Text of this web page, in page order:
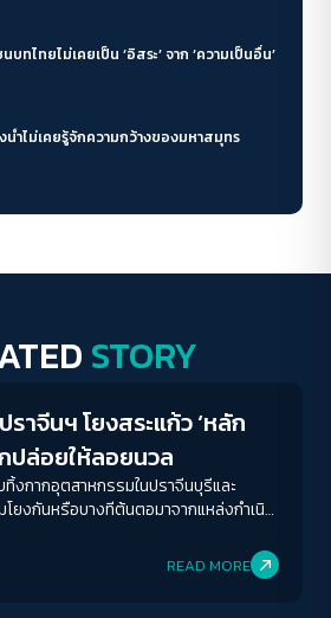
บทไทยไม่เคยเป็น ‘อิสระ’ จาก ‘ความเป็นอื่น’
ำไม่เคยรู้จักความกว้างของมหาสมุทร
STORY
าจีนฯ โยงสระแก้ว ‘หลัก
ปล่อยให้ลอยนวล
งกากอุตสาหกรรมในปราจีนบุรีและ
โยงกันหรือบางทีต้นตอมาจากแหล่งกำเนิด
READ MORE
A A+ A++
อความ
มาก มากที่สุด
บตาบอดสี